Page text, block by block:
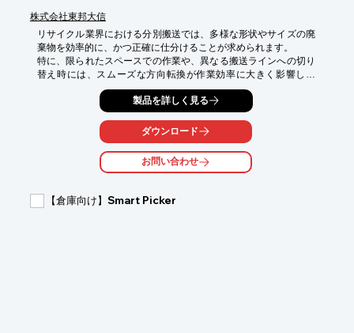
株式会社東邦大信
リサイクル業界における分別搬送では、多様な形状やサイズの廃
棄物を効率的に、かつ正確に仕分けることが求められます。
特に、限られたスペースでの作業や、異なる搬送ラインへの切り
替え時には、スムーズな方向転換が作業効率に大きく影響しま
当社のサイドランニングコンベヤ「換太郎100型」は、スラット
上のコロ機構により、制御なしで90度方向転換が可能。
ケースやパレットの高さを変えずに同一平面上で搬送できるた
め、既存のコンベヤラインの改修や、新たなライン構築におい
て、作業の効率化と省スペース化に貢献します。
・廃棄物の分別ライン
製品を詳しく見る
ダウンロード
お問い合わせ
【倉庫向け】Smart Picker